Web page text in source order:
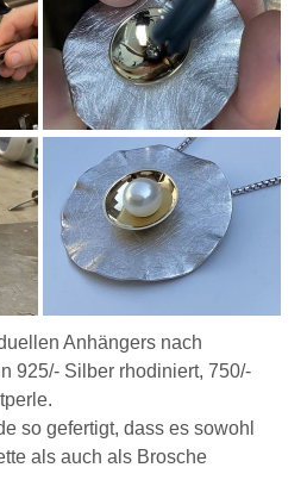
Anhängers nach
925/- Silber rhodiniert, 750/-
so gefertigt, dass es sowohl
als auch als Brosche